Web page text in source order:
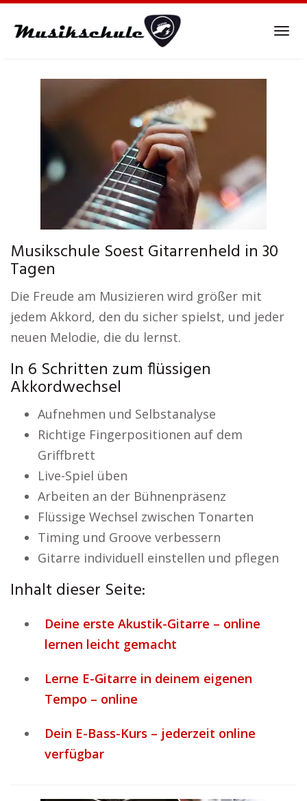
Musikschule Soest Gitarrenheld in 30
Tagen
Die Freude am Musizieren wird größer mit
jedem Akkord, den du sicher spielst, und jeder
neuen Melodie, die du lernst.
In 6 Schritten zum flüssigen
Akkordwechsel
Aufnehmen und Selbstanalyse
Richtige Fingerpositionen auf dem
Griffbrett
Live-Spiel üben
Arbeiten an der Bühnenpräsenz
Flüssige Wechsel zwischen Tonarten
Timing und Groove verbessern
Gitarre individuell einstellen und pflegen
Inhalt dieser Seite:
Deine erste Akustik-Gitarre – online
lernen leicht gemacht
Lerne E-Gitarre in deinem eigenen
Tempo – online
Dein E-Bass-Kurs – jederzeit online
verfügbar